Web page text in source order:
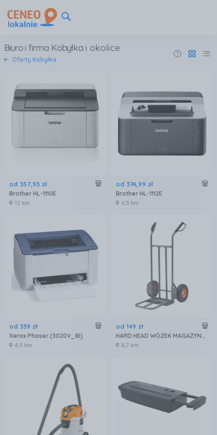
Biuro i firma Kobyłka i okolice
Oferty Kobyłka
od 357,93 zł
Brother HL-1110E
12 km
od 374,99 zł
Brother HL-1112E
4,5 km
od 339 zł
Xerox Phaser (3020V_BI)
4,5 km
od 149 zł
HARD HEAD WÓZEK MAGAZYNOWY 200 KG
8,7 km